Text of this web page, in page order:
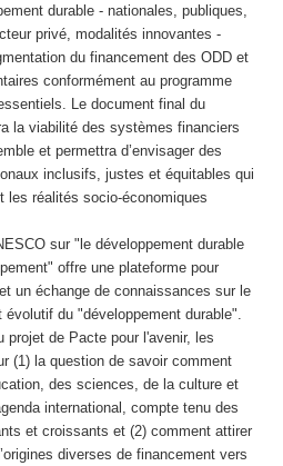
durable - nationales, publiques,
privé, modalités innovantes -
du financement des ODD et
conformément au programme
Le document final du
la viabilité des systèmes financiers
et permettra d’envisager des
inclusifs, justes et équitables qui
les réalités socio-économiques
sur "le développement durable
offre une plateforme pour
un échange de connaissances sur le
du "développement durable".
projet de Pacte pour l'avenir, les
(1) la question de savoir comment
des sciences, de la culture et
international, compte tenu des
et croissants et (2) comment attirer
diverses de financement vers